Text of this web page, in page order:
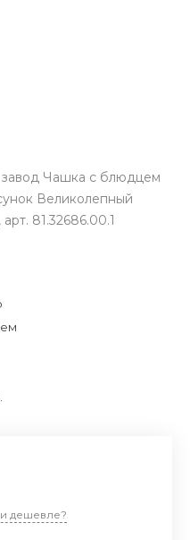
Чашка с блюдцем
Великолепный
81.32686.00.1
дешевле?